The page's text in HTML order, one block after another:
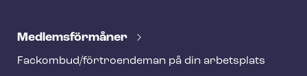
e
Med­lems­för­må­ner
Fackombud/förtroendeman på din arbetsplats